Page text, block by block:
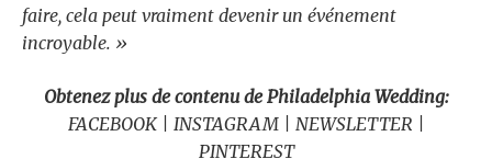
faire, cela peut vraiment devenir un événement
incroyable. »
Obtenez plus de contenu de Philadelphia Wedding:
FACEBOOK | INSTAGRAM | NEWSLETTER |
PINTEREST